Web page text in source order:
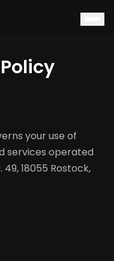
your use of
services operated
18055 Rostock,